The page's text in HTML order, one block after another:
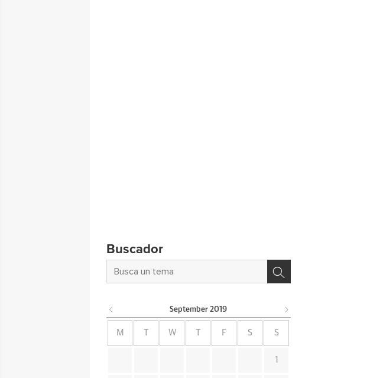
Buscador
September 2019
M W F S S
1